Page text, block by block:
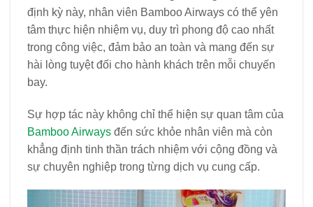
định kỳ này, nhân viên Bamboo Airways có thể yên
tâm thực hiện nhiệm vụ, duy trì phong độ cao nhất
trong công việc, đảm bảo an toàn và mang đến sự
hài lòng tuyệt đối cho hành khách trên mỗi chuyến
bay.
Sự hợp tác này không chỉ thể hiện sự quan tâm của
Bamboo Airways đến sức khỏe nhân viên mà còn
khẳng định tinh thần trách nhiệm với cộng đồng và
sự chuyên nghiệp trong từng dịch vụ cung cấp.